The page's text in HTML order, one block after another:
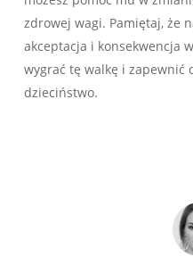
zdrowej wagi. Pamiętaj, że
akceptacja i konsekwencja
wygrać tę walkę i zapewnić
dzieciństwo.